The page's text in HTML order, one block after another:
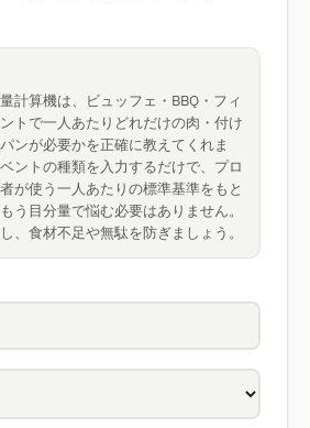
計算機は、ビュッフェ・BBQ・フィ
トで一人あたりどれだけの肉・付け
ンが必要かを正確に教えてくれま
ントの種類を入力するだけで、プロ
が使う一人あたりの標準基準をもと
う目分量で悩む必要はありません。
、食材不足や無駄を防ぎましょう。